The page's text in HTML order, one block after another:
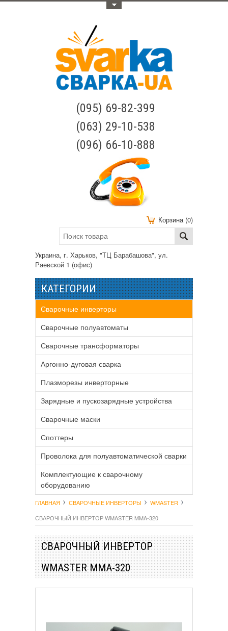
(095) 69-82-399
(063) 29-10-538
(096) 66-10-888
Корзина (0)
Украина, г. Харьков, "ТЦ Барабашова", ул.
Раевской 1 (офис)
КАТЕГОРИИ
Сварочные инверторы
Сварочные полуавтоматы
Сварочные трансформаторы
Аргонно-дуговая сварка
Плазморезы инверторные
Зарядные и пускозарядные устройства
Сварочные маски
Споттеры
Проволока для полуавтоматической сварки
Комплектующие к сварочному
оборудованию
ГЛАВНАЯ СВАРОЧНЫЕ ИНВЕРТОРЫ
WMASTER
СВАРОЧНЫЙ ИНВЕРТОР WMASTER MMA-320
СВАРОЧНЫЙ ИНВЕРТОР
WMASTER MMA-320